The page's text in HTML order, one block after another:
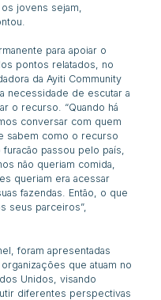
jovens sejam,
para apoiar o
pontos relatados, no
da Ayiti Community
necessidade de escutar a
o recurso. “Quando há
conversar com quem
sabem como o recurso
passou pelo país,
não queriam comida,
queriam era acessar
fazendas. Então, o que
seus parceiros”,
foram apresentadas
que atuam no
Unidos, visando
diferentes perspectivas